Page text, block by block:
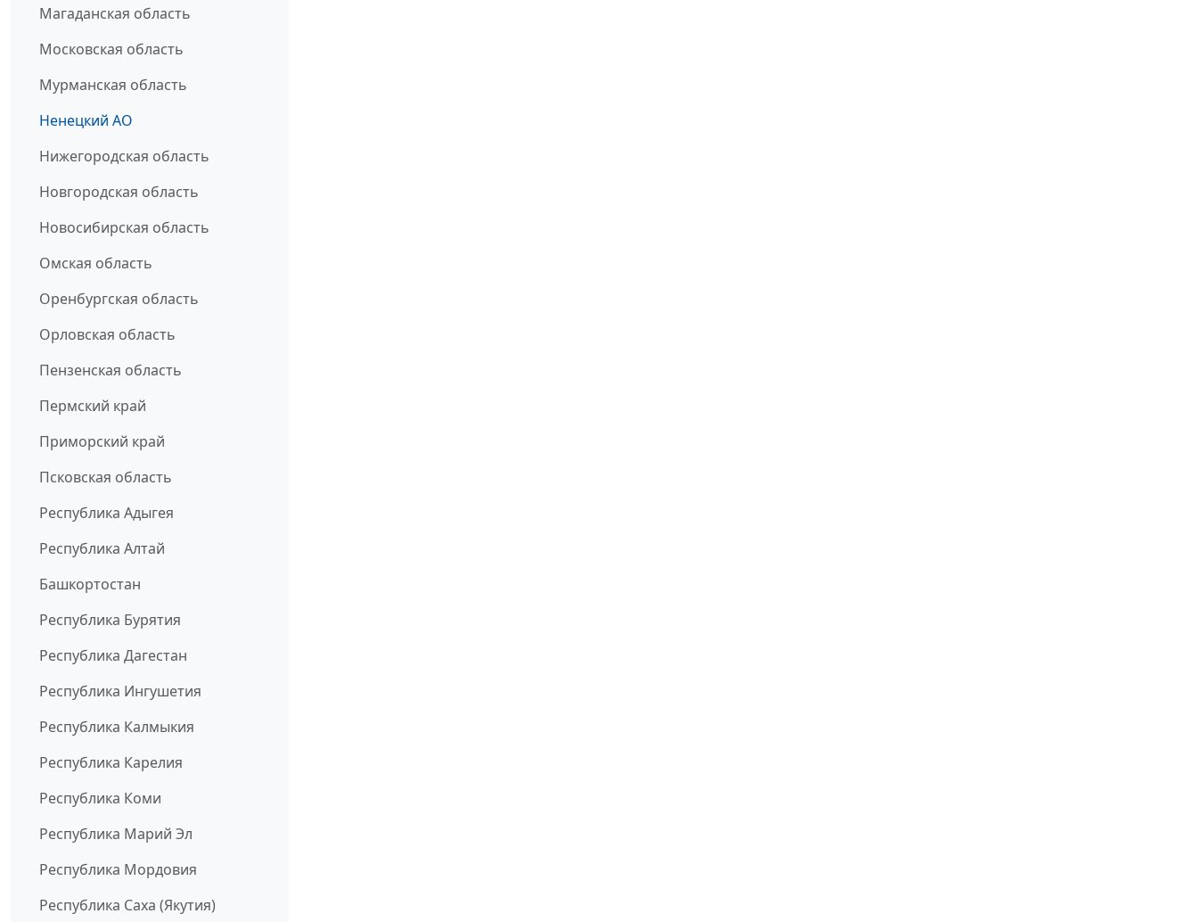
Магаданская область
Московская область
Мурманская область
Ненецкий АО
Нижегородская область
Новгородская область
Новосибирская область
Омская область
Оренбургская область
Орловская область
Пензенская область
Пермский край
Приморский край
Псковская область
Республика Адыгея
Республика Алтай
Башкортостан
Республика Бурятия
Республика Дагестан
Республика Ингушетия
Республика Калмыкия
Республика Карелия
Республика Коми
Республика Марий Эл
Республика Мордовия
Республика Саха (Якутия)